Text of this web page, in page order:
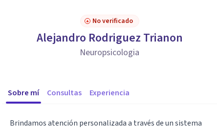
No verificado
Alejandro Rodriguez Trianon
Neuropsicologia
Sobre mí Consultas Experiencia
Brindamos atención personalizada a través de un sistema